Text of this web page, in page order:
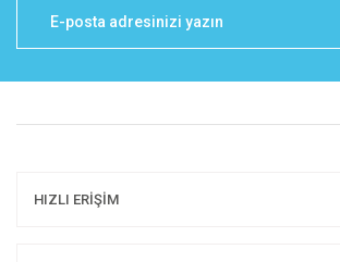
HIZLI ERİŞİM